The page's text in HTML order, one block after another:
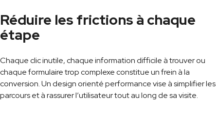
Réduire les frictions à chaque
étape
Chaque clic inutile, chaque information difficile à trouver ou
chaque formulaire trop complexe constitue un frein à la
conversion. Un design orienté performance vise à simplifier les
parcours et à rassurer l’utilisateur tout au long de sa visite.